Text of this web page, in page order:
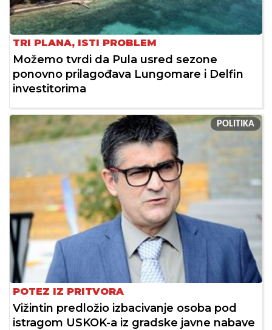
TRI PLANA, ISTI PROBLEM
Možemo tvrdi da Pula usred sezone
ponovno prilagođava Lungomare i Delfin
investitorima
POLITIKA
POTEZ IZ PRITVORA
Vižintin predložio izbacivanje osoba pod
istragom USKOK-a iz gradske javne nabave